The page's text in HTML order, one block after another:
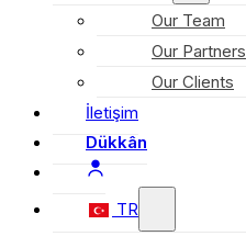
Our Team
Our Partners
Our Clients
İletişim
Dükkân
TR